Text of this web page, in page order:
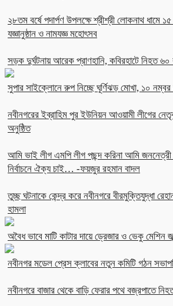
২৮তম বর্ষে পদার্পণ উপলক্ষে শ্রীশ্রী লোকনাথ ধামে ১৫
যজ্ঞানুষ্ঠান ও নামযজ্ঞ মহোৎসব
সড়ক দুর্ঘটনায় আরেক প্রাণহানি, কবিরহাটে নিহত
সুপার সাইক্লোনে রুপ নিচ্ছে ঘূর্ণিঝড় মোখা, ১০ নম্বর
নবীনগরের ইব্রাহিম পুর ইউনিয়ন আওয়ামী লীগের
অনুষ্ঠিত
আমি ভাই লীগ এমপি লীগ পছন্দ করিনা আমি জননেত্রী
নির্বাচনে ঐক্য চাই… -ফয়জুর রহমান বাদল
তুচ্ছ ঘটনাকে কেন্দ্র করে নবীনগরে বীরমুক্তিযুদ্ধা
হামলা
অবৈধ ভাবে মাটি কাটার দায়ে ড্রেজার ও ভেকু মেশিন
নবীনগর মডেল প্রেস ক্লাবের নতুন কমিটি গঠন
নবীনগরে বাজার থেকে বাড়ি ফেরার পথে বজ্রপাতে